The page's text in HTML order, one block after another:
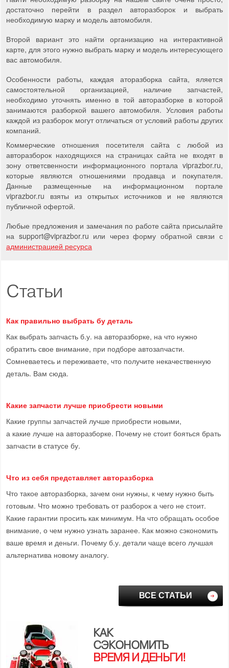
достаточно перейти в раздел авторазборок и выбрать
необходимую марку и модель автомобиля.
Второй вариант это найти организацию на интерактивной
карте, для этого нужно выбрать марку и модель интересующего
вас автомобиля.
Особенности работы, каждая аторазборка сайта, яляется
самостоятельной организацией, наличие запчастей,
необходимо уточнять именно в той авторазборке в которой
занимаются разборкой вашего автомобиля. Условия работы
каждой из разборок могут отличаться от условий работы других
компаний.
Коммерческие отношения посетителя сайта с любой из
авторазборок находящихся на страницах сайта не входят в
зону ответсвенности информационного портала viprazbor.ru,
которые являются отношениями продавца и покупателя.
Данные размещенные на информационном портале
viprazbor.ru взяты из открытых источников и не являются
публичной офертой.
Любые предложения и замечания по работе сайта присылайте
на support@viprazbor.ru или через форму обратной связи с
администрацией ресурса
Статьи
Как правильно выбрать бу деталь
Как выбрать запчасть б.у. на авторазборке, на что нужно
обратить свое внимание, при подборе автозапчасти.
Сомневаетесь и переживаете, что получите некачественную
деталь. Вам сюда.
Какие запчасти лучше приобрести новыми
Какие группы запчастей лучше приобрести новыми,
а какие лучше на авторазборке. Почему не стоит бояться брать
запчасти в статусе бу.
Что из себя представляет авторазборка
Что такое авторазборка, зачем они нужны, к чему нужно быть
готовым. Что можно требовать от разборок а чего не стоит.
Какие гарантии просить как минимум. На что обращать особое
внимание, о чем нужно узнать заранее. Как можно сэкономить
ваше время и деньги. Почему б.у. детали чаще всего лучшая
альтернатива новому аналогу.
ВСЕ СТАТЬИ
КАК
СЭКОНОМИТЬ
ВРЕМЯ И ДЕНЬГИ!